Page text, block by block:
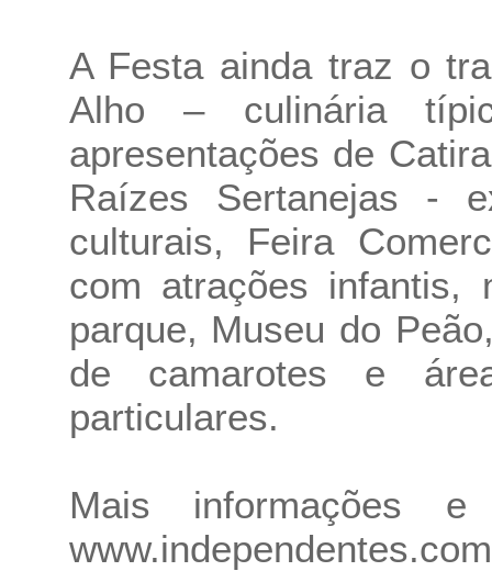
A Festa ainda traz o
Alho – culinária
apresentações de
Raízes Sertanejas -
culturais, Feira
com atrações infantis,
parque, Museu do
de camarotes e
particulares.
Mais informações e